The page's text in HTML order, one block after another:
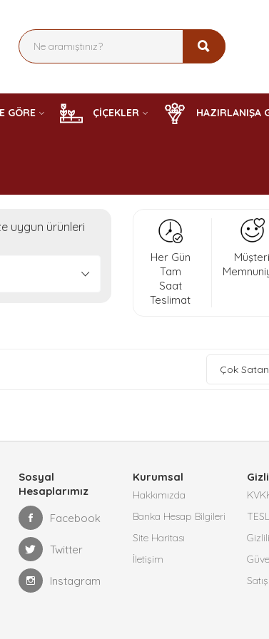
GÖRE ÇİÇEKLER HAZIRLANIŞA
uygun ürünleri
Her Gün
Tam
Saat
Teslimat
Müşteri
Çok
Sosyal
Hesaplarımız
Facebook
Twitter
Instagram
Kurumsal
Hakkımızda
Banka Hesap Bilgileri
Site Haritası
İletişim